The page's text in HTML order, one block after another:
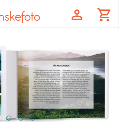
profile shopping_cart